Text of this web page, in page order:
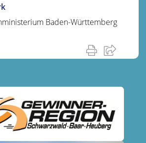
Baden-Württemberg